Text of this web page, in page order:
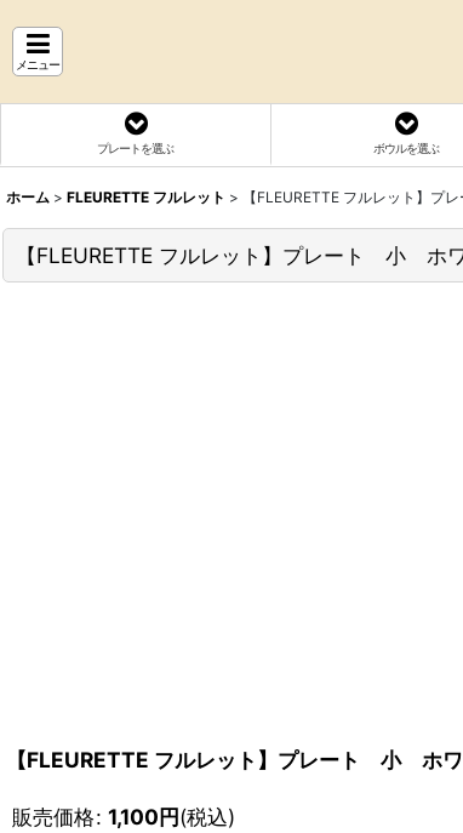
メニュー
プレートを選ぶ ボウルを選ぶ
ホーム > FLEURETTE フルレット > 【FLEURETTE フルレット】
【FLEURETTE フルレット】プレート 小 ホ
【FLEURETTE フルレット】プレート 小 ホ
販売価格: 1,100円(税込)